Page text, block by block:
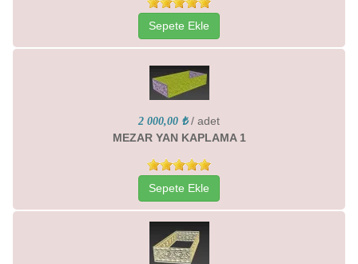
Sepete Ekle
2 000,00 ₺ / adet
MEZAR YAN KAPLAMA 1
Sepete Ekle